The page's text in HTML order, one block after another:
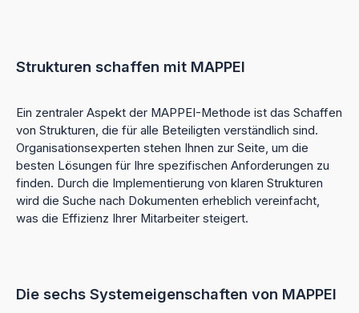
Strukturen schaffen mit MAPPEI
Ein zentraler Aspekt der MAPPEI-Methode ist das Schaffen
von Strukturen, die für alle Beteiligten verständlich sind.
Organisationsexperten stehen Ihnen zur Seite, um die
besten Lösungen für Ihre spezifischen Anforderungen zu
finden. Durch die Implementierung von klaren Strukturen
wird die Suche nach Dokumenten erheblich vereinfacht,
was die Effizienz Ihrer Mitarbeiter steigert.
Die sechs Systemeigenschaften von MAPPEI